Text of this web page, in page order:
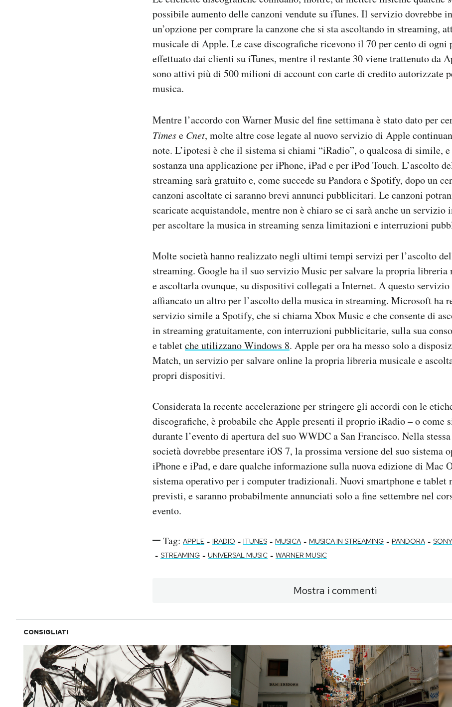
possibile aumento delle canzoni vendute su iTunes. Il servizio dovrebbe
un’opzione per comprare la canzone che si sta ascoltando in streaming,
musicale di Apple. Le case discografiche ricevono il 70 per cento di ogni
effettuato dai clienti su iTunes, mentre il restante 30 viene trattenuto da
sono attivi più di 500 milioni di account con carte di credito autorizzate
musica.
Mentre l’accordo con Warner Music del fine settimana è stato dato per
Timese Cnet, molte altre cose legate al nuovo servizio di Apple
note. L’ipotesi è che il sistema si chiami “iRadio”, o qualcosa di simile,
sostanza una applicazione per iPhone, iPad e per iPod Touch. L’ascolto
streaming sarà gratuito e, come succede su Pandora e Spotify, dopo un
canzoni ascoltate ci saranno brevi annunci pubblicitari. Le canzoni
scaricate acquistandole, mentre non è chiaro se ci sarà anche un servizio
per ascoltare la musica in streaming senza limitazioni e interruzioni
Molte società hanno realizzato negli ultimi tempi servizi per l’ascolto
streaming. Google ha il suo servizio Music per salvare la propria libreria
e ascoltarla ovunque, su dispositivi collegati a Internet. A questo servizio
affiancato un altro per l’ascolto della musica in streaming. Microsoft ha
servizio simile a Spotify, che si chiama Xbox Music e che consente di
in streaming gratuitamente, con interruzioni pubblicitarie, sulla sua
e tabletche utilizzano Windows 8. Apple per ora ha messo solo a
Match, un servizio per salvare online la propria libreria musicale e
propri dispositivi.
Considerata la recente accelerazione per stringere gli accordi con le
discografiche, è probabile che Apple presenti il proprio iRadio – o come
durante l’evento di apertura del suo WWDC a San Francisco. Nella
società dovrebbe presentare iOS 7, la prossima versione del suo sistema
iPhone e iPad, e dare qualche informazione sulla nuova edizione di Mac
sistema operativo per i computer tradizionali. Nuovi smartphone e tablet
previsti, e saranno probabilmente annunciati solo a fine settembre nel
evento.
Tag: APPLE - IRADIO - ITUNES - MUSICA - MUSICA IN STREAMING - PANDORA -
- STREAMING - UNIVERSAL MUSIC - WARNER MUSIC
Mostra i commenti
CONSIGLIATI